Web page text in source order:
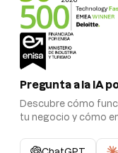
Pregunta a la IA
Descubre cómo
tu negocio y cómo